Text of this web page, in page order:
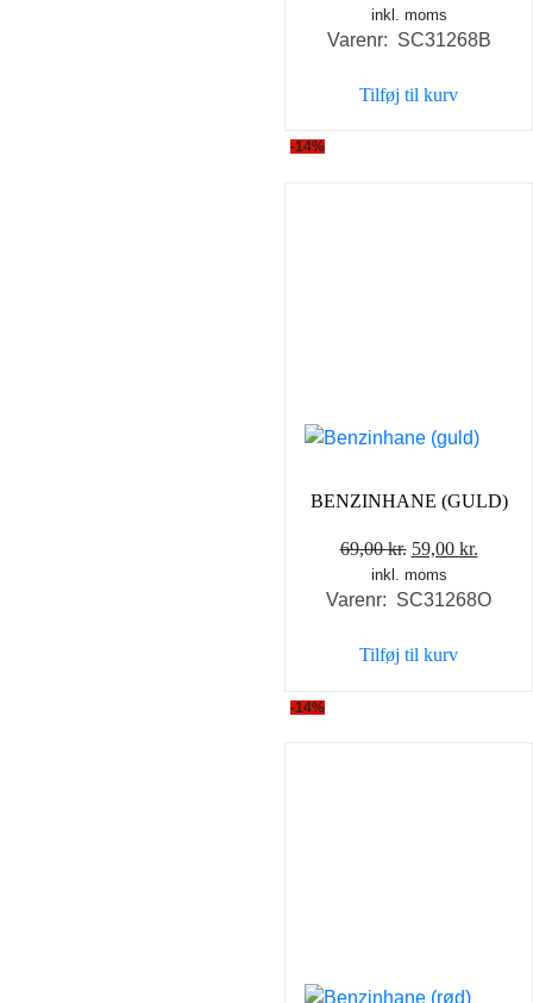
oprindelige
pris
69,00 kr..
pris
inkl. moms
Varenr: SC31268B
Tilføj til kurv
-14%
BENZINHANE (GULD)
69,00kr. Den
oprindelige
pris
69,00 kr..
59,00 kr.
pris
inkl. moms
Varenr: SC31268O
Tilføj til kurv
-14%